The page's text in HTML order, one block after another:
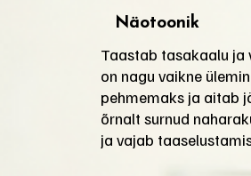
Näotoonik
Taastab tasakaalu ja
on nagu vaikne
pehmemaks ja aitab
õrnalt surnud
ja vajab